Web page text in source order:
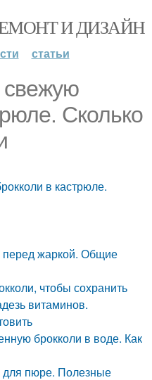
И ДИЗАЙН
статьи
свежую
Сколько
в кастрюле.
перед жаркой. Общие
чтобы сохранить
витаминов.
брокколи в воде. Как
для пюре. Полезные